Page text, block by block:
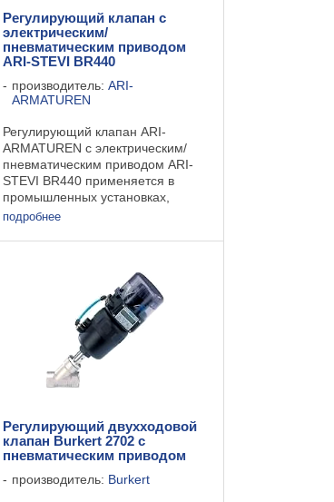
Регулирующий клапан с
электрическим/
пневматическим приводом
ARI-STEVI BR440
производитель: ARI-
ARMATUREN
Регулирующий клапан ARI-
ARMATUREN с электрическим/
пневматическим приводом ARI-
STEVI BR440 применяется в
промышленных установках,
автоматизации производственных
установок и оборудования и т. п.
подробнее
Регулирующий двухходовой
клапан Burkert 2702 с
пневматическим приводом
производитель: Burkert